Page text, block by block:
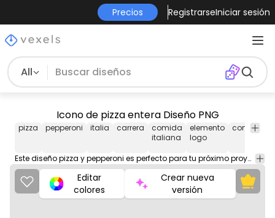
Precios RegistrarseIniciar sesión
All
Icono de pizza entera Diseño PNG
pizza pepperoni italia carrera
comida
italiana
elemento
logo
comida
Este diseño pizza y pepperoni es perfecto para tu próximo proyecto. Úsalo en productos de merchandising, sitios web, redes sociales y más. ¡Te encantará!
Editar
colores
Crear nueva
versión